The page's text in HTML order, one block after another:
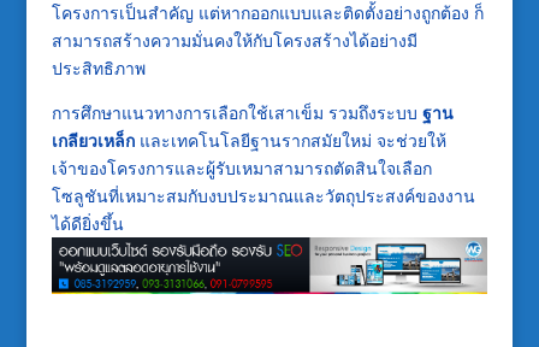
โครงการเป็นสำคัญ แต่หากออกแบบและติดตั้งอย่างถูกต้อง ก็
สามารถสร้างความมั่นคงให้กับโครงสร้างได้อย่างมี
ประสิทธิภาพ
การศึกษาแนวทางการเลือกใช้เสาเข็ม รวมถึงระบบ ฐาน
เกลียวเหล็กและเทคโนโลยีฐานรากสมัยใหม่ จะช่วยให้
เจ้าของโครงการและผู้รับเหมาสามารถตัดสินใจเลือก
โซลูชันที่เหมาะสมกับงบประมาณและวัตถุประสงค์ของงาน
ได้ดียิ่งขึ้น